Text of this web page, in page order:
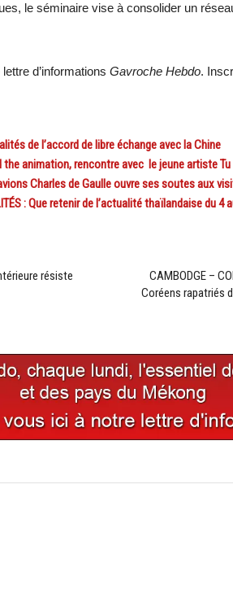
le séminaire vise à consolider un
d’informations Gavroche Hebdo.
de l’accord de libre échange avec la Chine
the animation, rencontre avec le jeune artiste
Charles de Gaulle ouvre ses soutes aux
: Que retenir de l’actualité thaïlandaise du 4
résiste
CAMBODGE –
Coréens rapatriés